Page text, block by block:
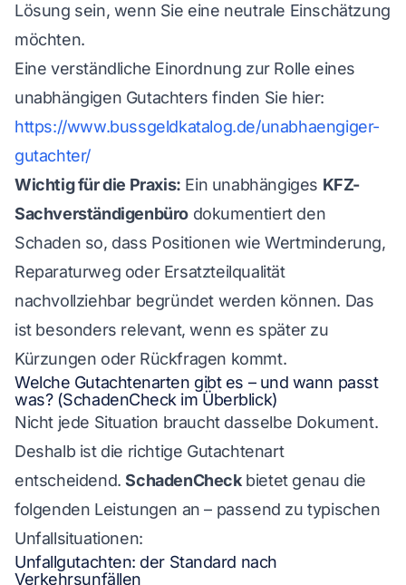
Lösung sein, wenn Sie eine neutrale Einschätzung
möchten.
Eine verständliche Einordnung zur Rolle eines
unabhängigen Gutachters finden Sie hier:
https://www.bussgeldkatalog.de/unabhaengiger-
gutachter/
Wichtig für die Praxis: Ein unabhängiges KFZ-
Sachverständigenbüro dokumentiert den
Schaden so, dass Positionen wie Wertminderung,
Reparaturweg oder Ersatzteilqualität
nachvollziehbar begründet werden können. Das
ist besonders relevant, wenn es später zu
Kürzungen oder Rückfragen kommt.
Welche Gutachtenarten gibt es – und wann passt
was? (SchadenCheck im Überblick)
Nicht jede Situation braucht dasselbe Dokument.
Deshalb ist die richtige Gutachtenart
entscheidend.SchadenCheckbietet genau die
folgenden Leistungen an – passend zu typischen
Unfallsituationen:
Unfallgutachten: der Standard nach
Verkehrsunfällen